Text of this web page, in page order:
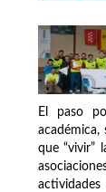
El paso
que “vivir”